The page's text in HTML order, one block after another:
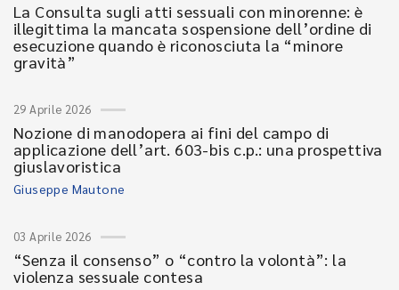
La Consulta sugli atti sessuali con minorenne: è
illegittima la mancata sospensione dell’ordine di
esecuzione quando è riconosciuta la “minore
gravità”
29 Aprile 2026
Nozione di manodopera ai fini del campo di
applicazione dell’art. 603-bis c.p.: una prospettiva
giuslavoristica
Giuseppe Mautone
03 Aprile 2026
“Senza il consenso” o “contro la volontà”: la
violenza sessuale contesa